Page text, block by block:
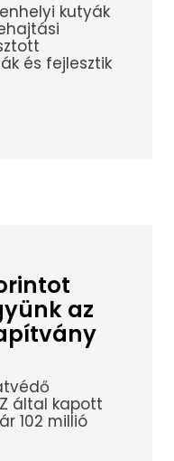
kutyák
és fejlesztik
az
által kapott
102 millió